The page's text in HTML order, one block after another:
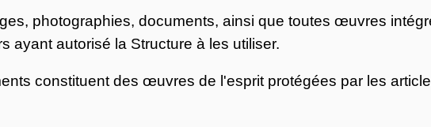
photographies, documents, ainsi que toutes œuvres
ayant autorisé la Structure à les utiliser.
constituent des œuvres de l'esprit protégées par les